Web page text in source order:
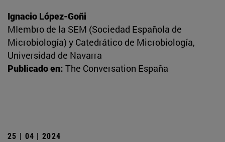
Ignacio López-Goñi
MIembro de la SEM (Sociedad Española de
Microbiología) y Catedrático de Microbiología,
Universidad de Navarra
Publicado en: The Conversation España
25 | 04 | 2024